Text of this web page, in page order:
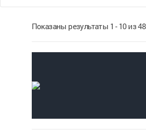
Показаны результаты 1 - 10 из 48